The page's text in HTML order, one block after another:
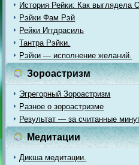
История Рейки: Как выглядела
Рэйки Фам Рэй
Рейки Иггдрасиль
Тантра Рэйки.
Рэйки — исполнение желаний.
Зороастризм
Эгрегорный Зороастризм
Разное о зороастризме
Результат — за считанные
Медитации
Дикша медитации.